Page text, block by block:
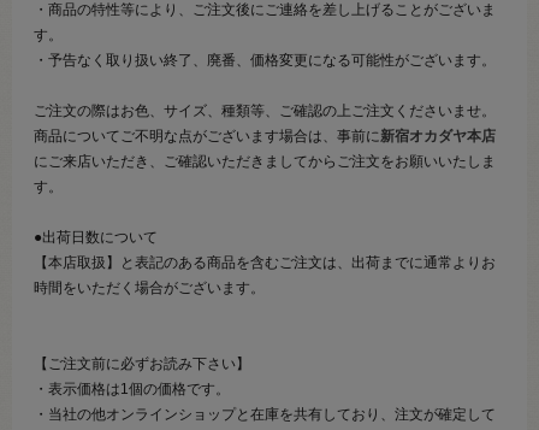
・商品の特性等により、ご注文後にご連絡を差し上げることがございま
す。
・予告なく取り扱い終了、廃番、価格変更になる可能性がございます。
ご注文の際はお色、サイズ、種類等、ご確認の上ご注文くださいませ。
商品についてご不明な点がございます場合は、事前に新宿オカダヤ本店
にご来店いただき、ご確認いただきましてからご注文をお願いいたしま
す。
●出荷日数について
【本店取扱】と表記のある商品を含むご注文は、出荷までに通常よりお
時間をいただく場合がございます。
【ご注文前に必ずお読み下さい】
・表示価格は1個の価格です。
・当社の他オンラインショップと在庫を共有しており、注文が確定して